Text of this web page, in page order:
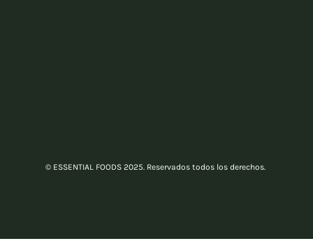
© ESSENTIAL FOODS 2025. Reservados todos los derechos.